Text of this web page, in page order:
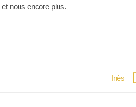
nous encore plus.
Inès